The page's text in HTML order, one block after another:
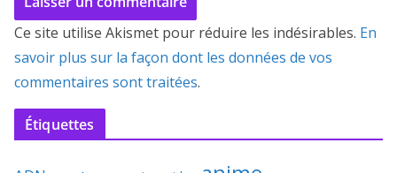
Ce site utilise Akismet pour réduire les indésirables. En
savoir plus sur la façon dont les données de vos
commentaires sont traitées.
Étiquettes